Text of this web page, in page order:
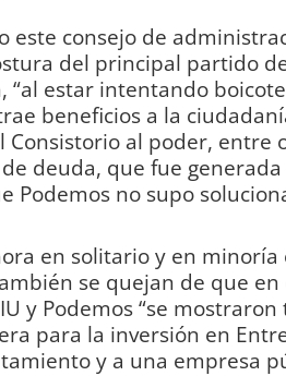
este consejo de
del principal partido
“al estar intentando
beneficios a la
Consistorio al poder, entre
deuda, que fue
Podemos no supo
en solitario y en minoría
se quejan de que
y Podemos “se
para la inversión en
y a una empresa